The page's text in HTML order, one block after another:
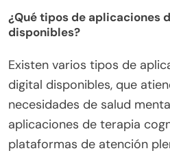
¿Qué tipos de aplicaciones
disponibles?
Existen varios tipos de
digital disponibles, que
necesidades de salud
aplicaciones de terapia
plataformas de atención